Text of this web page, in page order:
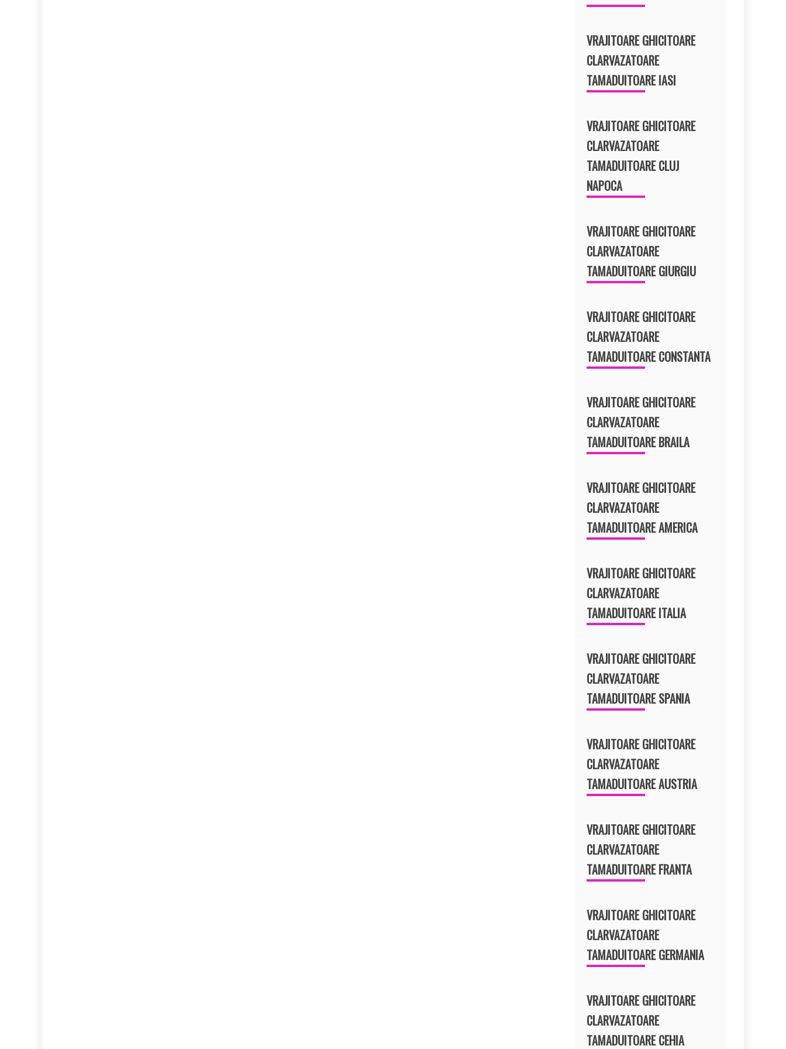
VRAJITOARE GHICITOARE
CLARVAZATOARE
TAMADUITOARE IASI
VRAJITOARE GHICITOARE
CLARVAZATOARE
TAMADUITOARE CLUJ
NAPOCA
VRAJITOARE GHICITOARE
CLARVAZATOARE
TAMADUITOARE GIURGIU
VRAJITOARE GHICITOARE
CLARVAZATOARE
TAMADUITOARE CONSTANTA
VRAJITOARE GHICITOARE
CLARVAZATOARE
TAMADUITOARE BRAILA
VRAJITOARE GHICITOARE
CLARVAZATOARE
TAMADUITOARE AMERICA
VRAJITOARE GHICITOARE
CLARVAZATOARE
TAMADUITOARE ITALIA
VRAJITOARE GHICITOARE
CLARVAZATOARE
TAMADUITOARE SPANIA
VRAJITOARE GHICITOARE
CLARVAZATOARE
TAMADUITOARE AUSTRIA
VRAJITOARE GHICITOARE
CLARVAZATOARE
TAMADUITOARE FRANTA
VRAJITOARE GHICITOARE
CLARVAZATOARE
TAMADUITOARE GERMANIA
VRAJITOARE GHICITOARE
CLARVAZATOARE
TAMADUITOARE CEHIA